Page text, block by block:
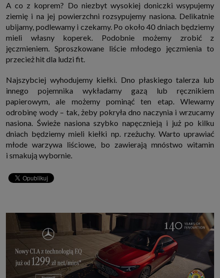
2. Masz również prawo żądania dostępu do Twoich danych osobowych, ich
sprostowania, usunięcia lub ograniczenia przetwarzania, prawo do
przeniesienia danych, wyrażenia sprzeciwu wobec przetwarzania danych
oraz prawo do wniesienia skargi do organu nadzorczego, którym w Polsce
jest Prezes Urzędu Ochrony Danych Osobowych.Pod tym adresem
znajdziesz dodatkowe informacje dotyczące przetwarzania danych i
Twoich uprawnień.
A co z koprem? Do niezbyt wysokiej doniczki wsypujemy
ziemię i na jej powierzchni rozsypujemy nasiona. Delikatnie
ubijamy, podlewamy i czekamy. Po około 40 dniach będziemy
mieli własny koperek. Podobnie możemy zrobić z
jęczmieniem. Sproszkowane liście młodego jęczmienia to
przecież hit dla ludzi fit.
Najszybciej wyhodujemy kiełki. Dno płaskiego talerza lub
innego pojemnika wykładamy gazą lub ręcznikiem
papierowym, ale możemy pominąć ten etap. Wlewamy
odrobinę wody – tak, żeby pokryła dno naczynia i wrzucamy
nasiona. Świeże nasiona szybko napęcznieją i już po kilku
dniach będziemy mieli kiełki np. rzeżuchy. Warto uprawiać
młode warzywa liściowe, bo zawierają mnóstwo witamin
i smakują wybornie.